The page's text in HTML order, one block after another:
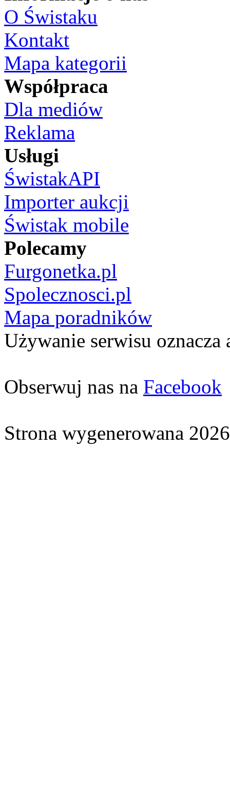
O Świstaku
Kontakt
Mapa kategorii
Współpraca
Dla mediów
Reklama
Usługi
ŚwistakAPI
Importer aukcji
Świstak mobile
Polecamy
Furgonetka.pl
Spolecznosci.pl
Mapa poradników
Używanie serwisu oznacza
Obserwuj nas na Facebook
Strona wygenerowana